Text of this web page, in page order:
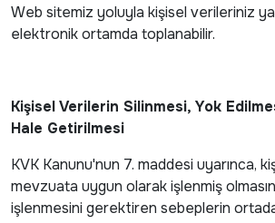
Web sitemiz yoluyla kişisel verileriniz
elektronik ortamda toplanabilir.
Kişisel Verilerin Silinmesi, Yok
Hale Getirilmesi
KVK Kanunu'nun 7. maddesi uyarınca,
mevzuata uygun olarak işlenmiş
işlenmesini gerektiren sebeplerin